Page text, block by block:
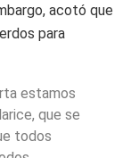
acotó que
para
estamos
que se
todos